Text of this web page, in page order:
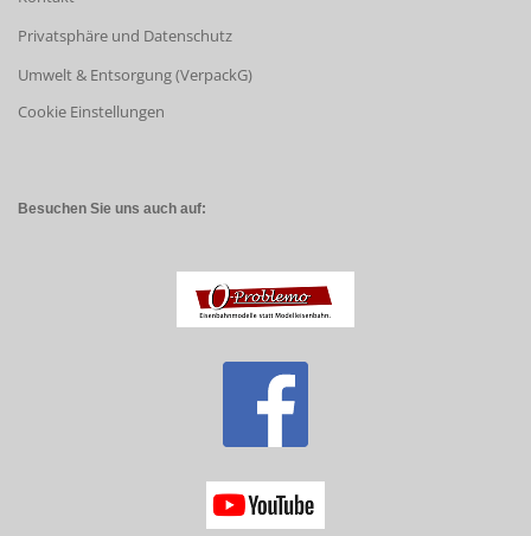
Privatsphäre und Datenschutz
Umwelt & Entsorgung (VerpackG)
Cookie Einstellungen
Besuchen Sie uns auch auf: